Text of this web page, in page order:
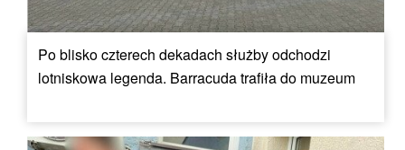
Po blisko czterech dekadach służby odchodzi
lotniskowa legenda. Barracuda trafiła do muzeum